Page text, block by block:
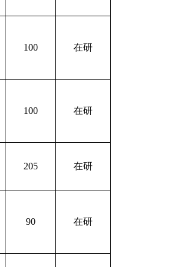
100 在研
100 在研
205 在研
90 在研